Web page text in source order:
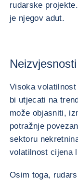
rudarske
je njegov adut.
Neizvjesnosti
Visoka
bi utjecati na
može objasniti,
potražnje
sektoru
volatilnost cijena
Osim toga,